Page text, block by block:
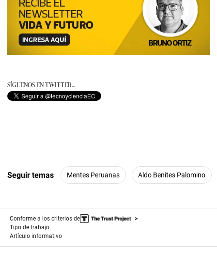
SÍGUENOS EN TWITTER...
Seguir temas Mentes Peruanas Aldo Benites Palomino
Conforme a los criterios de
Tipo de trabajo:
Artículo informativo